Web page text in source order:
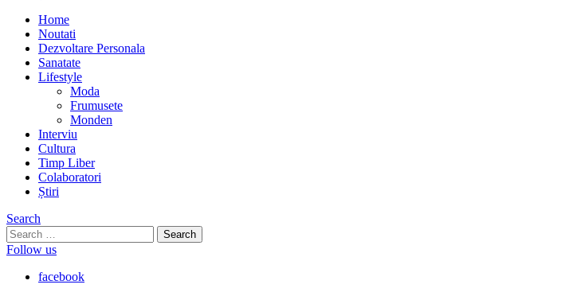
Home
Noutati
Dezvoltare Personala
Sanatate
Lifestyle
Moda
Frumusete
Monden
Interviu
Cultura
Timp Liber
Colaboratori
Știri
Search
Search
for:
Follow us
facebook